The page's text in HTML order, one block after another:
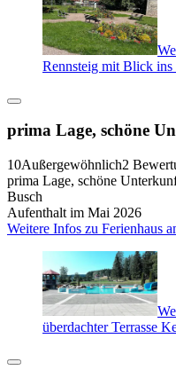
Rennsteig mit Blick ins
prima Lage, schöne
10Außergewöhnlich2
prima Lage, schöne
Busch
Aufenthalt im Mai 2026
Weitere Infos zu Ferienhaus
überdachter Terrasse